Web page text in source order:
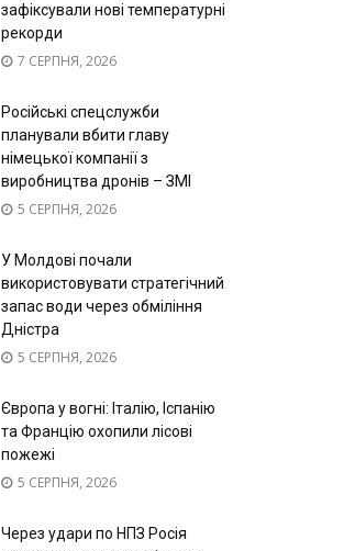
зафіксували нові температурні
рекорди
7 СЕРПНЯ, 2026
Російські спецслужби
планували вбити главу
німецької компанії з
виробництва дронів – ЗМІ
5 СЕРПНЯ, 2026
У Молдові почали
використовувати стратегічний
запас води через обміління
Дністра
5 СЕРПНЯ, 2026
Європа у вогні: Італію, Іспанію
та Францію охопили лісові
пожежі
5 СЕРПНЯ, 2026
Через удари по НПЗ Росія